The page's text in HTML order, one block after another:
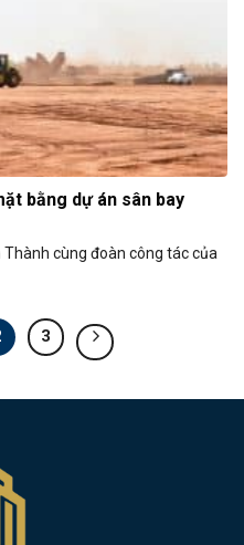
bằng dự án sân bay
cùng đoàn công tác của
3